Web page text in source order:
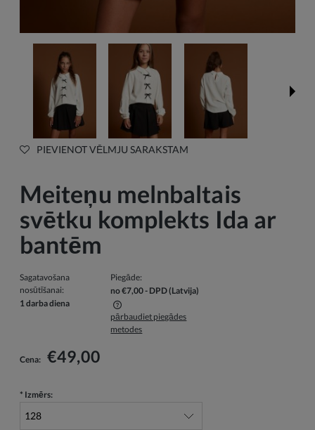
PIEVIENOT VĒLMJU SARAKSTAM
Meiteņu melnbaltais
svētku komplekts Ida ar
bantēm
Sagatavošana
nosūtīšanai:
1 darba diena
Piegāde:
no €7,00- DPD(Latvija)
Cenā nav iekļautas iespējamās maksājumu izmaksas
pārbaudiet piegādes
metodes
Cena: €49,00
* Izmērs: